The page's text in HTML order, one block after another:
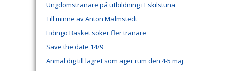
Ungdomstränare på utbildning i Eskilstuna
Till minne av Anton Malmstedt
Lidingö Basket söker fler tränare
Save the date 14/9
Anmäl dig till lägret som äger rum den 4-5 maj